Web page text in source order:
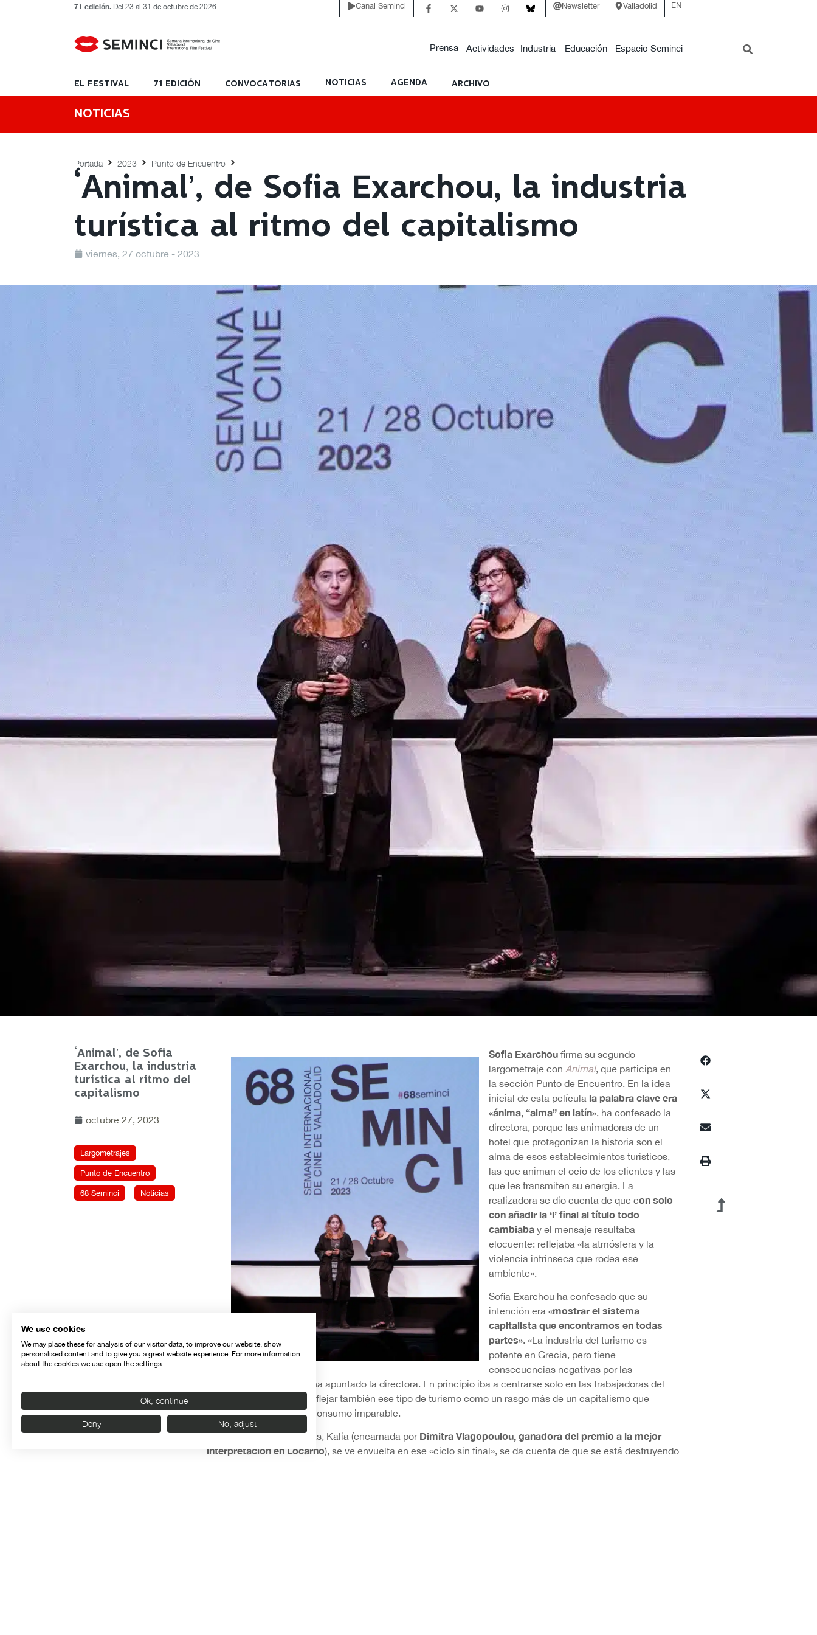
71 edición. Del 23 al 31 de octubre de 2026. Canal Seminci Newsletter Valladolid EN
Prensa Actividades Industria Educación Espacio Seminci
EL FESTIVAL 71 EDICIÓN CONVOCATORIAS NOTICIAS AGENDA ARCHIVO
NOTICIAS
Portada 2023 Punto de Encuentro
‘Animal’, de Sofia Exarchou, la industria
turística al ritmo del capitalismo
viernes, 27 octubre - 2023
‘Animal’, de Sofia
Exarchou, la industria
turística al ritmo del
capitalismo
octubre 27, 2023
Largometrajes
Punto de Encuentro
68 Seminci Noticias
Sofia Exarchou firma su segundo
largometraje con Animal, que participa en
la sección Punto de Encuentro. En la idea
inicial de esta película la palabra clave era
«ánima, “alma” en latín» , ha confesado la
directora, porque las animadoras de un
hotel que protagonizan la historia son el
alma de esos establecimientos turísticos,
las que animan el ocio de los clientes y las
que les transmiten su energía. La
realizadora se dio cuenta de que con solo
con añadir la ‘l’ final al título todo
cambiaba y el mensaje resultaba
elocuente: reflejaba «la atmósfera y la
violencia intrínseca que rodea ese
ambiente».
Sofia Exarchou ha confesado que su
intención era «mostrar el sistema
capitalista que encontramos en todas
partes». «La industria del turismo es
potente en Grecia, pero tiene
consecuencias negativas por las
condiciones laborales», ha apuntado la directora. En principio iba a centrarse solo en las trabajadoras del
hotel, pero terminó por reflejar también ese tipo de turismo como un rasgo más de un capitalismo que
alimenta una espiral de consumo imparable.
La líder de las animadoras, Kalia (encarnada por Dimitra Vlagopoulou, ganadora del premio a la mejor
interpretación en Locarno), se ve envuelta en ese «ciclo sin final», se da cuenta de que se está destruyendo
We use cookies
We may place these for analysis of our visitor data, to improve our website, show
personalised content and to give you a great website experience. For more information
about the cookies we use open the settings.
Ok, continue
Deny No, adjust